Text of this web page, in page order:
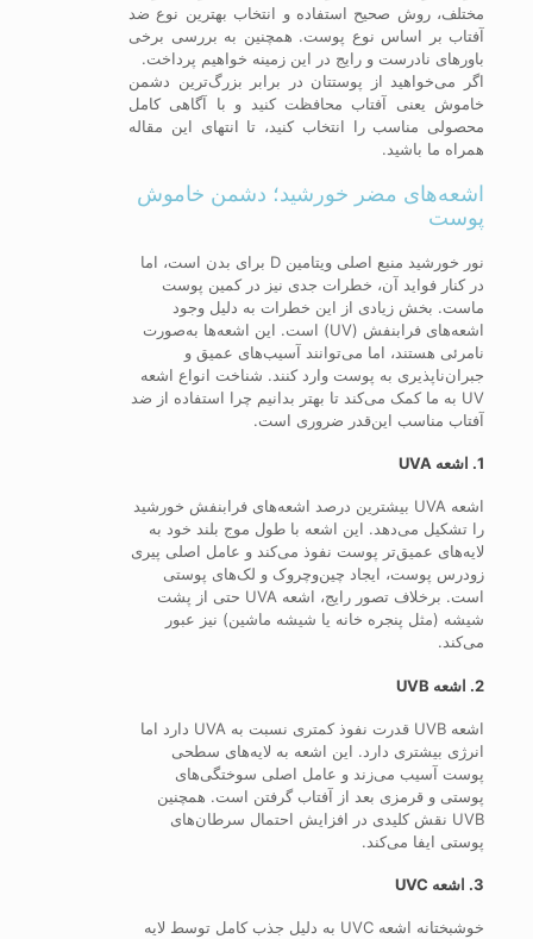
مختلف، روش صحیح استفاده و انتخاب بهترین نوع ضد
آفتاب بر اساس نوع پوست. همچنین به بررسی برخی
باورهای نادرست و رایج در این زمینه خواهیم پرداخت.
اگر می‌خواهید از پوستتان در برابر بزرگ‌ترین دشمن
خاموش یعنی آفتاب محافظت کنید و با آگاهی کامل
محصولی مناسب را انتخاب کنید، تا انتهای این مقاله
همراه ما باشید.
اشعه‌های مضر خورشید؛ دشمن خاموش
پوست
نور خورشید منبع اصلی ویتامین D برای بدن است، اما
در کنار فواید آن، خطرات جدی نیز در کمین پوست
ماست. بخش زیادی از این خطرات به دلیل وجود
اشعه‌های فرابنفش (UV) است. این اشعه‌ها به‌صورت
نامرئی هستند، اما می‌توانند آسیب‌های عمیق و
جبران‌ناپذیری به پوست وارد کنند. شناخت انواع اشعه
UV به ما کمک می‌کند تا بهتر بدانیم چرا استفاده از ضد
آفتاب مناسب این‌قدر ضروری است.
1. اشعه UVA
اشعه UVA بیشترین درصد اشعه‌های فرابنفش خورشید
را تشکیل می‌دهد. این اشعه با طول موج بلند خود به
لایه‌های عمیق‌تر پوست نفوذ می‌کند و عامل اصلی پیری
زودرس پوست، ایجاد چین‌وچروک و لک‌های پوستی
است. برخلاف تصور رایج، اشعه UVA حتی از پشت
شیشه (مثل پنجره خانه یا شیشه ماشین) نیز عبور
می‌کند.
2. اشعه UVB
اشعه UVB قدرت نفوذ کمتری نسبت به UVA دارد اما
انرژی بیشتری دارد. این اشعه به لایه‌های سطحی
پوست آسیب می‌زند و عامل اصلی سوختگی‌های
پوستی و قرمزی بعد از آفتاب گرفتن است. همچنین
UVB نقش کلیدی در افزایش احتمال سرطان‌های
پوستی ایفا می‌کند.
3. اشعه UVC
خوشبختانه اشعه UVC به دلیل جذب کامل توسط لایه